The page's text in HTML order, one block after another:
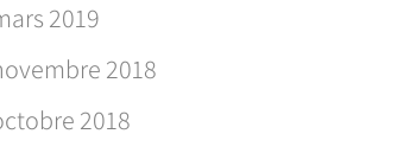
2019
2018
2018